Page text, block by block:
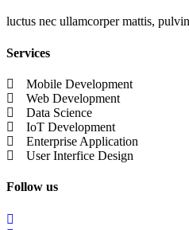
luctus nec ullamcorper mattis,
Services
Mobile Development
Web Development
Data Science
IoT Development
Enterprise Application
User Interfice Design
Follow us